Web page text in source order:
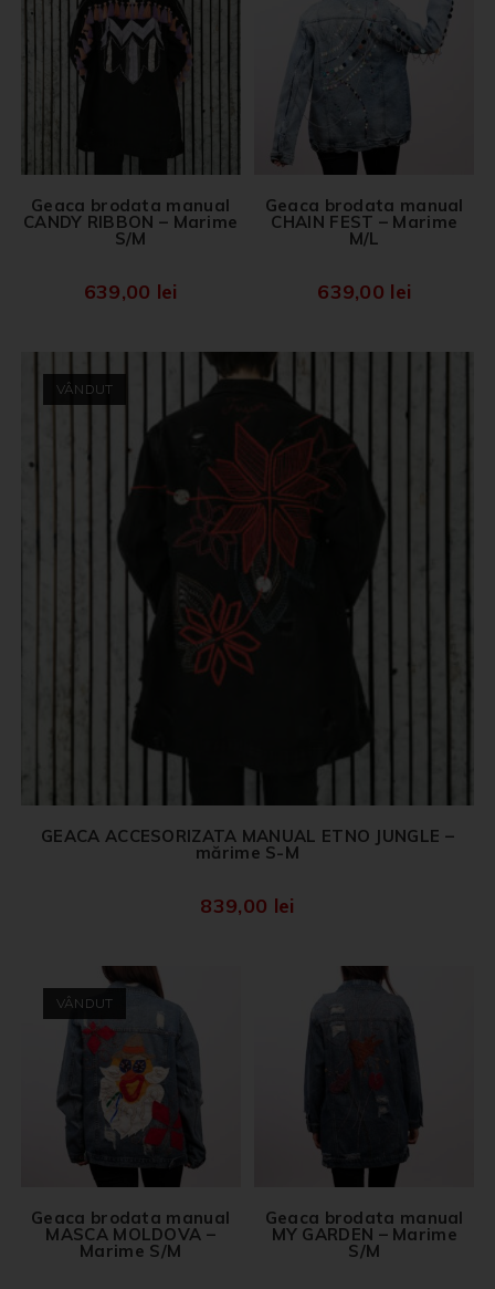
Geaca brodata manual
CANDY RIBBON – Marime
S/M
639,00 lei
Geaca brodata manual
CHAIN FEST – Marime
M/L
639,00 lei
VÂNDUT
GEACA ACCESORIZATA MANUAL ETNO JUNGLE –
mărime S-M
839,00 lei
VÂNDUT
Geaca brodata manual
MASCA MOLDOVA –
Marime S/M
Geaca brodata manual
MY GARDEN – Marime
S/M